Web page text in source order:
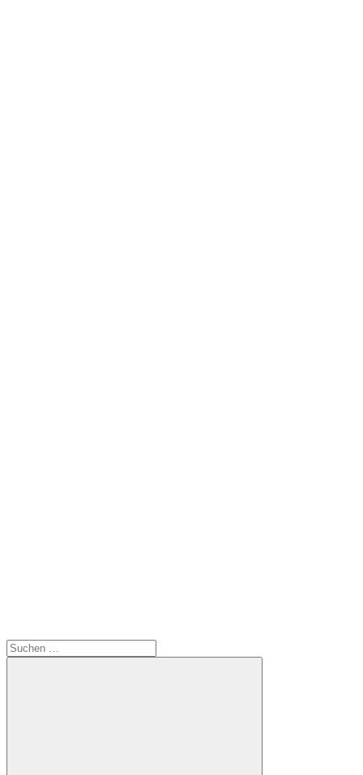
Suchen
nach: